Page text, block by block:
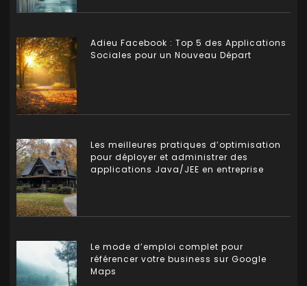
Adieu Facebook : Top 5 des Applications
Sociales pour un Nouveau Départ
Les meilleures pratiques d’optimisation
pour déployer et administrer des
applications Java/JEE en entreprise
Le mode d’emploi complet pour
référencer votre business sur Google
Maps